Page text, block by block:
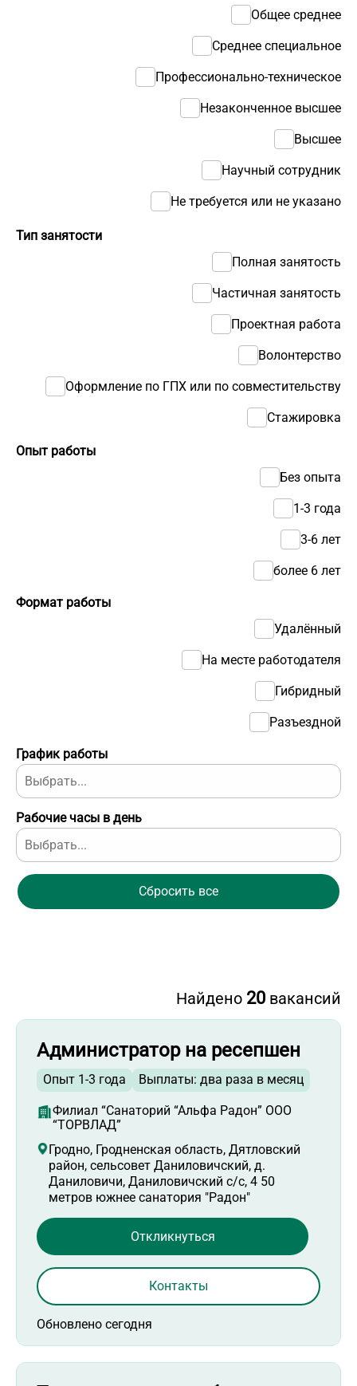
Тип занятости
Полная занятость
Частичная занятость
Проектная работа
Волонтерство
Оформление по ГПХ или по совместительству
Стажировка
Общее среднее
Среднее специальное
Профессионально-техническое
Незаконченное высшее
Высшее
Научный сотрудник
Не требуется или не указано
Опыт работы
Без опыта
1-3 года
3-6 лет
более 6 лет
График работы
Рабочие часы в день
Формат работы
Удалённый
На месте работодателя
Гибридный
Разъездной
Сбросить все
Найдено 20 вакансий
Администратор на ресепшен
Опыт 1-3 года Выплаты: два раза в месяц
Филиал “Санаторий “Альфа Радон” ООО
“ТОРВЛАД”
Гродно, Гродненская область, Дятловский
район, сельсовет Даниловичский, д.
Даниловичи, Даниловичский с/с, 4 50
метров южнее санатория "Радон"
Обновлено сегодня
Откликнуться
Контакты